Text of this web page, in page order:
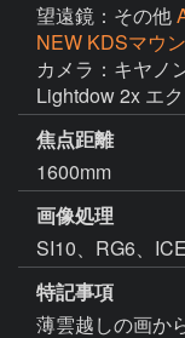
望遠鏡：その他
NEW KDSマウ
カメラ：キヤノ
Lightdow 2x エ
焦点距離
1600mm
画像処理
SI10、RG6、
特記事項
薄雲越しの画か